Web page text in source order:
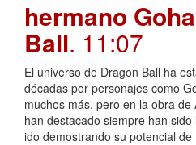
hermano
Ball. 11:07
El universo de Dragon Ball ha
décadas por personajes como
muchos más, pero en la obra
han destacado siempre han
ido demostrando su potencial